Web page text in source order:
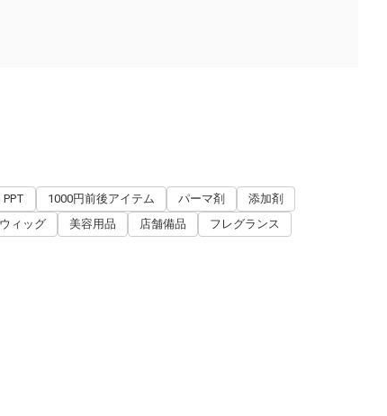
PPT 1000円前後アイテム パーマ剤
添加剤
ィッグ 美容用品 店舗備品
フレグランス